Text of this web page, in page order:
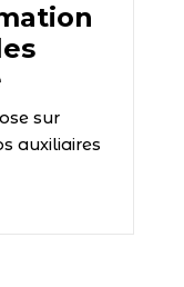
sur
auxiliaires